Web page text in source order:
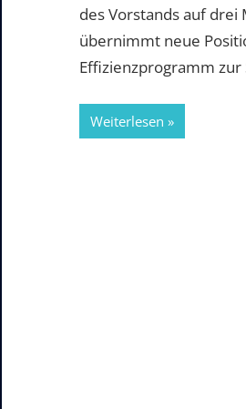
des Vorstands auf
übernimmt neue
Effizienzprogramm
Weiterlesen